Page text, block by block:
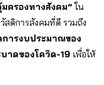
ครองทางสังคม”ใน
ดิการสังคมที่ดี รวมถึง
ารงบประมาณของ
าดของโควิด-19 เพื่อให้